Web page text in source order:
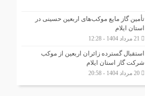
تأمین گاز مایع موکب‌هاى اربعین حسینى در
استان ایلام
استقبال گسترده زائران اربعین از موکب
شرکت گاز استان ایلام
20 مرداد 1404 - 20:58